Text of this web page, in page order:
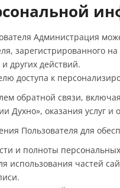
Администрация
зарегистрированного
других действий.
доступа к
обратной связи,
Духно», оказания услуг и
Пользователя для
и полноты
использования частей